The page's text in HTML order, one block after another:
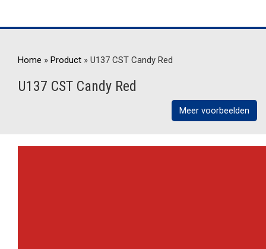
Home » Product » U137 CST Candy Red
U137 CST Candy Red
Meer voorbeelden